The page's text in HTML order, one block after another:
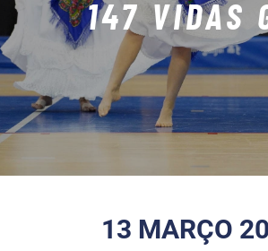
147 VIDAS
13 MARÇO